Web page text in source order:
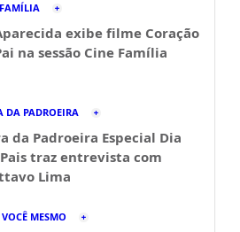
exibe filme Coração
na sessão Cine Família
DA PADROEIRA
da Padroeira Especial Dia
traz entrevista com
Lima
MESMO